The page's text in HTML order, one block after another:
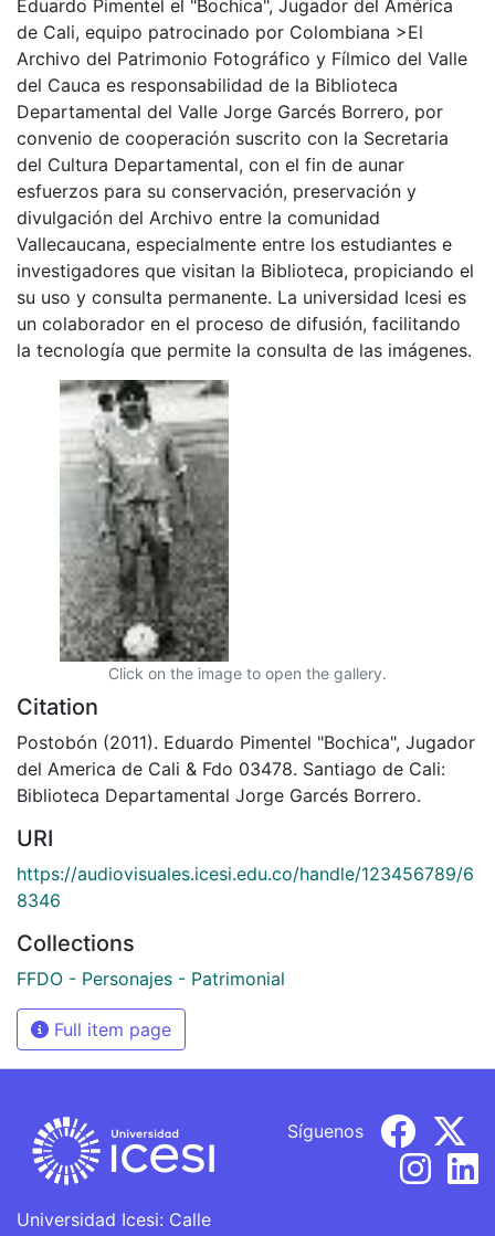
Eduardo Pimentel el "Bochica", Jugador del América
de Cali, equipo patrocinado por Colombiana >El
Archivo del Patrimonio Fotográfico y Fílmico del Valle
del Cauca es responsabilidad de la Biblioteca
Departamental del Valle Jorge Garcés Borrero, por
convenio de cooperación suscrito con la Secretaria
del Cultura Departamental, con el fin de aunar
esfuerzos para su conservación, preservación y
divulgación del Archivo entre la comunidad
Vallecaucana, especialmente entre los estudiantes e
investigadores que visitan la Biblioteca, propiciando el
su uso y consulta permanente. La universidad Icesi es
un colaborador en el proceso de difusión, facilitando
la tecnología que permite la consulta de las imágenes.
Click on the image to open the gallery.
Citation
Postobón (2011). Eduardo Pimentel "Bochica", Jugador
del America de Cali & Fdo 03478. Santiago de Cali:
Biblioteca Departamental Jorge Garcés Borrero.
URI
https://audiovisuales.icesi.edu.co/handle/123456789/6
8346
Collections
FFDO - Personajes - Patrimonial
Full item page
Universidad Icesi: Calle
Síguenos